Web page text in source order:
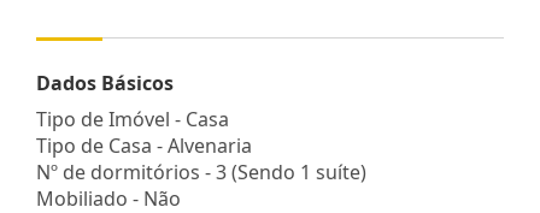
Dados Básicos
Tipo de Imóvel - Casa
Tipo de Casa - Alvenaria
Nº de dormitórios - 3 (Sendo 1 suíte)
Mobiliado - Não